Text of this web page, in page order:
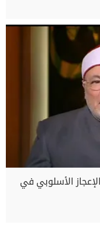
الأسلوبي في